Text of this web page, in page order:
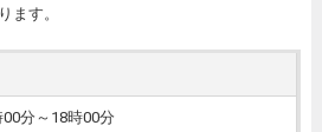
ます。
分～18時00分